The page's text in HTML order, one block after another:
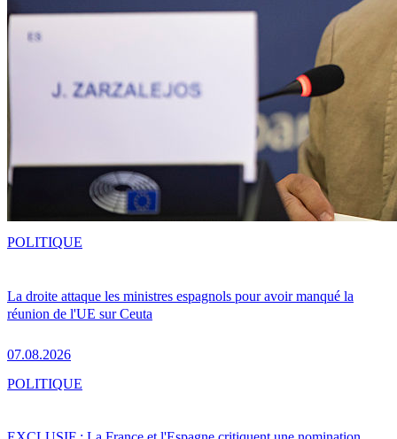
La droite attaque les ministres espagnols pour avoir manqué la
réunion de l'UE sur Ceuta
07.08.2026
POLITIQUE
POLITIQUE